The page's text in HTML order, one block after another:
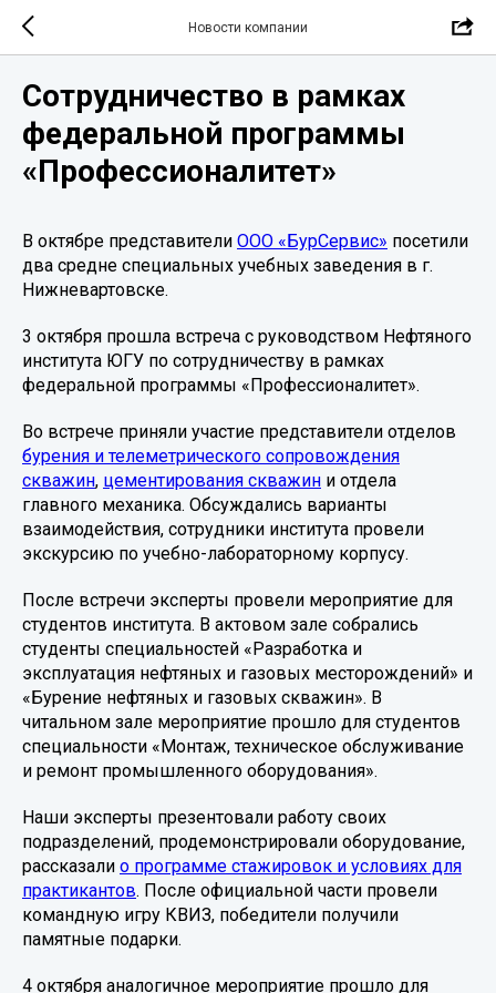
Новости компании
Сотрудничество в рамках
федеральной программы
«Профессионалитет»
В октябре представители ООО «БурСервис» посетили
два средне специальных учебных заведения в г.
Нижневартовске.
3 октября прошла встреча с руководством Нефтяного
института ЮГУ по сотрудничеству в рамках
федеральной программы «Профессионалитет».
Во встрече приняли участие представители отделов
бурения и телеметрического сопровождения
скважин, цементирования скважин и отдела
главного механика. Обсуждались варианты
взаимодействия, сотрудники института провели
экскурсию по учебно-лабораторному корпусу.
После встречи эксперты провели мероприятие для
студентов института. В актовом зале собрались
студенты специальностей «Разработка и
эксплуатация нефтяных и газовых месторождений» и
«Бурение нефтяных и газовых скважин». В
читальном зале мероприятие прошло для студентов
специальности «Монтаж, техническое обслуживание
и ремонт промышленного оборудования».
Наши эксперты презентовали работу своих
подразделений, продемонстрировали оборудование,
рассказали о программе стажировок и условиях для
практикантов. После официальной части провели
командную игру КВИЗ, победители получили
памятные подарки.
4 октября аналогичное мероприятие прошло для